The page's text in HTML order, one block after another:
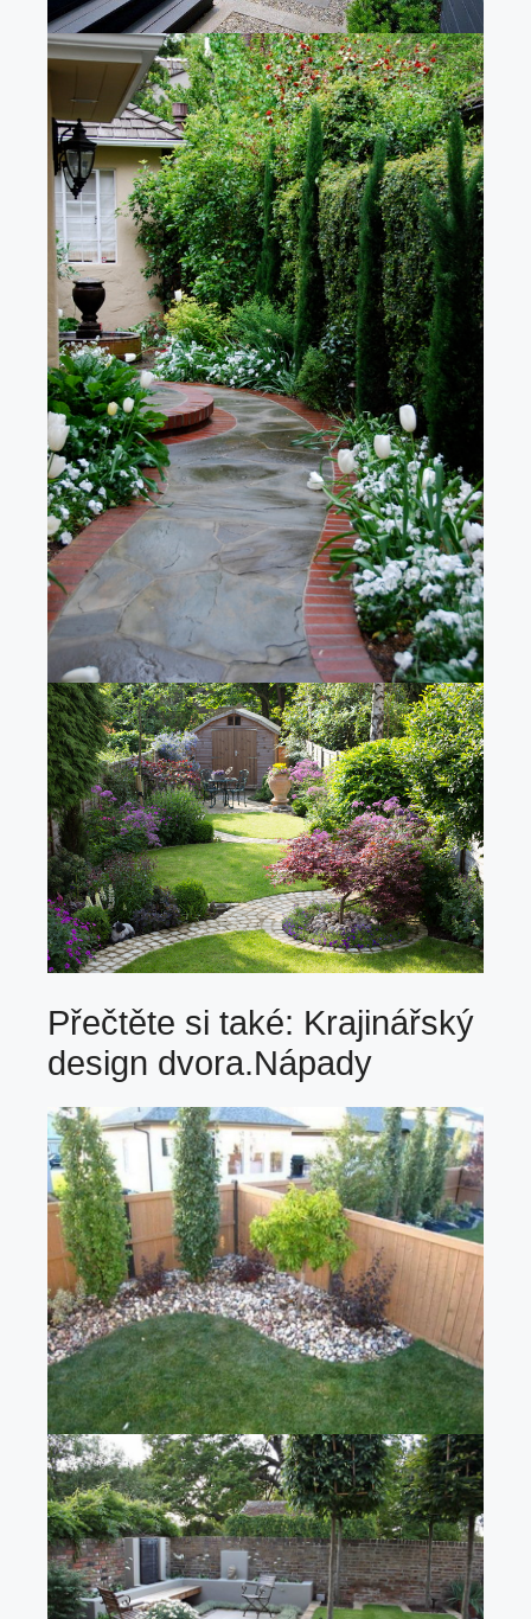
Přečtěte si také: Krajinářský
design dvora.Nápady